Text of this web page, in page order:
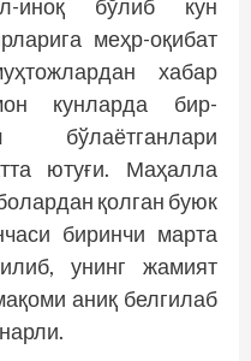
иноқ бўлиб кун
меҳр-оқибат
хабар
кунларда бир-
бўлаётганлари
ютуғи. Маҳалла
қолган буюк
биринчи марта
унинг жамият
аниқ белгилаб